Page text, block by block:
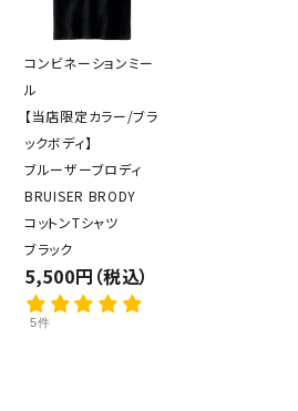
コンビネーションミー
ル
【当店限定カラー/ブラ
ックボディ】
ブルーザーブロディ
BRUISER BRODY
コットンTシャツ
ブラック
5,500円（税込）
5件